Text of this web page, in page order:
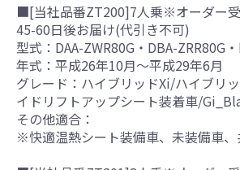
■[当社品番ZT200]7人乗※オーダー
45-60日後お届け(代引き不可)
型式：DAA-ZWR80G・DBA-ZRR80G
年式：平成26年10月～平成29年6月
グレード：ハイブリッドXi/ハイブリ
イドリフトアップシート装着車/
その他適合：
※快適温熱シート装備車、未装備車、